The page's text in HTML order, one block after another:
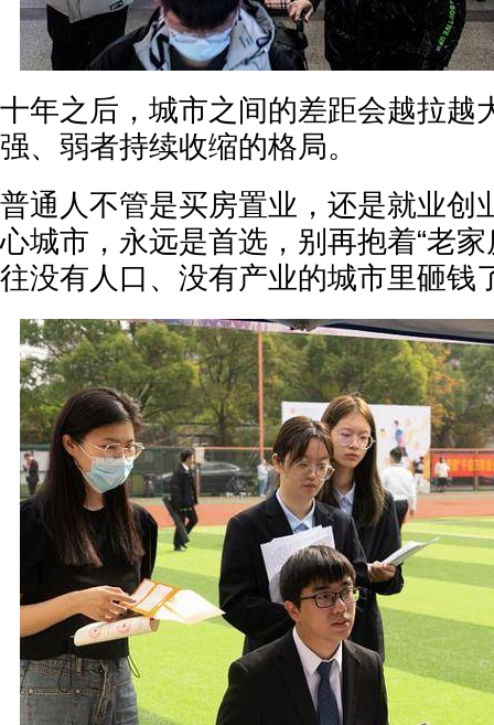
十年之后，城市之间的差距会越拉越
强、弱者持续收缩的格局。
普通人不管是买房置业，还是就业创
心城市，永远是首选，别再抱着“老
往没有人口、没有产业的城市里砸钱